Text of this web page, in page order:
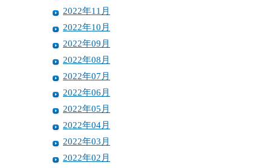
2022年11月
2022年10月
2022年09月
2022年08月
2022年07月
2022年06月
2022年05月
2022年04月
2022年03月
2022年02月